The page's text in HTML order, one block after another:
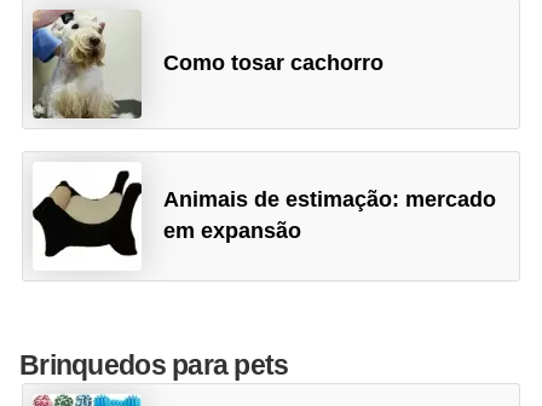
Como tosar cachorro
Animais de estimação: mercado
em expansão
Brinquedos para pets
i
l
h
o
t
i
h
P